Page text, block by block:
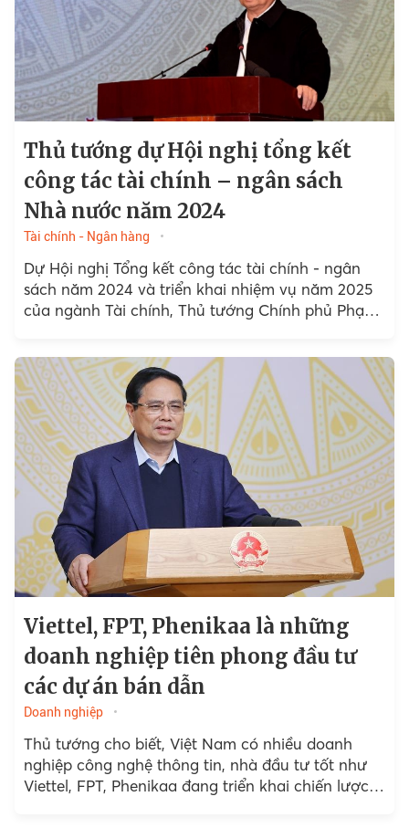
Thủ tướng dự Hội nghị tổng kết
công tác tài chính – ngân sách
Nhà nước năm 2024
Tài chính - Ngân hàng
Dự Hội nghị Tổng kết công tác tài chính - ngân
sách năm 2024 và triển khai nhiệm vụ năm 2025
của ngành Tài chính, Thủ tướng Chính phủ Phạm
Viettel, FPT, Phenikaa là những
doanh nghiệp tiên phong đầu tư
các dự án bán dẫn
Doanh nghiệp
Thủ tướng cho biết, Việt Nam có nhiều doanh
nghiệp công nghệ thông tin, nhà đầu tư tốt như
Viettel, FPT, Phenikaa đang triển khai chiến lược